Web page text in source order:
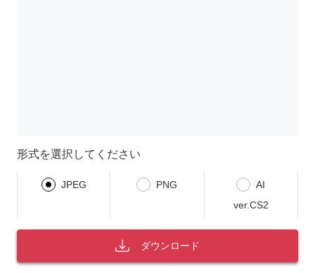
形式を選択してください
JPEG PNG
AI
ver.CS2
ダウンロード